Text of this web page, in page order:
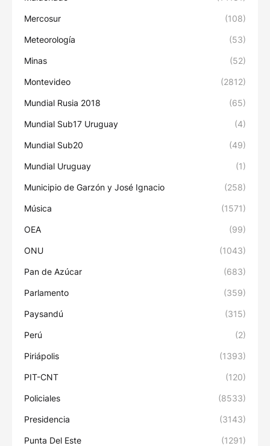
Mercosur (108)
Meteorología (53)
Minas (52)
Montevideo (2812)
Mundial Rusia 2018 (65)
Mundial Sub17 Uruguay (4)
Mundial Sub20 (49)
Mundial Uruguay (1)
Municipio de Garzón y José Ignacio (258)
Música (1571)
OEA (99)
ONU (1043)
Pan de Azúcar (683)
Parlamento (359)
Paysandú (315)
Perú (2)
Piriápolis (1393)
PIT-CNT (120)
Policiales (8533)
Presidencia (3143)
Punta Del Este (1291)